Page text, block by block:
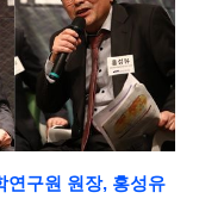
연구원 원장, 홍성유